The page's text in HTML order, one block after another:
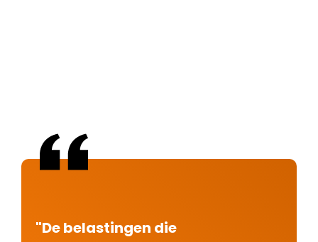
"De belastingen die